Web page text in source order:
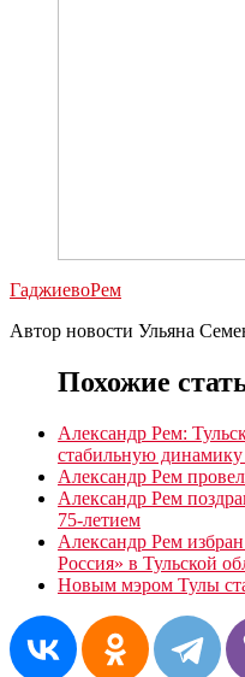
ГаджиевоРем
Автор новости Ульяна
Похожие
Александр Рем:
стабильную
Александр Рем
Александр Рем
75-летием
Александр Рем
Россия» в Тульской
Новым мэром Тулы